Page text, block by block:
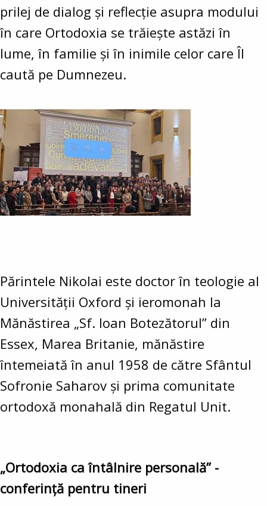
prilej de dialog și reflecție asupra modului
în care Ortodoxia se trăiește astăzi în
lume, în familie și în inimile celor care Îl
caută pe Dumnezeu.
Părintele Nikolai este doctor în teologie al
Universității Oxford și ieromonah la
Mănăstirea „Sf. Ioan Botezătorul” din
Essex, Marea Britanie, mănăstire
întemeiată în anul 1958 de către Sfântul
Sofronie Saharov și prima comunitate
ortodoxă monahală din Regatul Unit.
„Ortodoxia ca întâlnire personală” -
conferință pentru tineri